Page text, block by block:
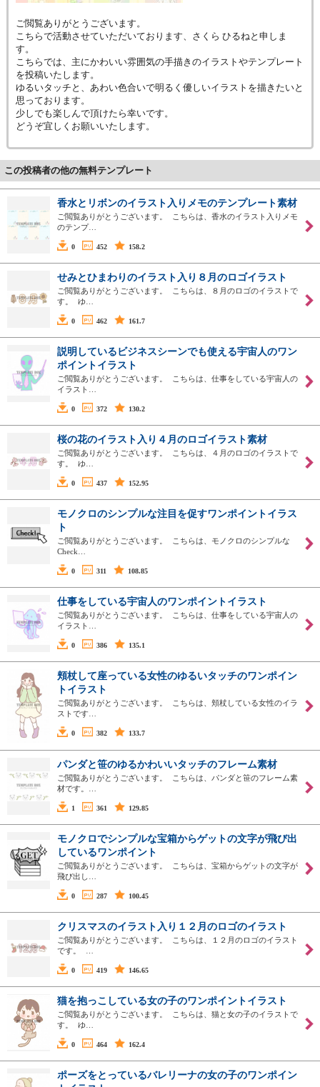
ご閲覧ありがとうございます。
こちらで活動させていただいております、さくら ひるねと申しま
す。
こちらでは、主にかわいい雰囲気の手描きのイラストやテンプレート
を投稿いたします。
ゆるいタッチと、あわい色合いで明るく優しいイラストを描きたいと
思っております。
少しでも楽しんで頂けたら幸いです。
どうぞ宜しくお願いいたします。
この投稿者の他の無料テンプレート
香水とリボンのイラスト入りメモのテンプレート素材
ご閲覧ありがとうございます。 こちらは、香水のイラスト入りメモ
のテンプ…
0 452 158.2
せみとひまわりのイラスト入り８月のロゴイラスト
ご閲覧ありがとうございます。 こちらは、８月のロゴのイラストで
す。 ゆ…
0 462 161.7
説明しているビジネスシーンでも使える宇宙人のワン
ポイントイラスト
ご閲覧ありがとうございます。 こちらは、仕事をしている宇宙人の
イラスト…
0 372 130.2
桜の花のイラスト入り４月のロゴイラスト素材
ご閲覧ありがとうございます。 こちらは、４月のロゴのイラストで
す。 ゆ…
0 437 152.95
モノクロのシンプルな注目を促すワンポイントイラス
ト
ご閲覧ありがとうございます。 こちらは、モノクロのシンプルな
Check…
0 311 108.85
仕事をしている宇宙人のワンポイントイラスト
ご閲覧ありがとうございます。 こちらは、仕事をしている宇宙人の
イラスト…
0 386 135.1
頬杖して座っている女性のゆるいタッチのワンポイン
トイラスト
ご閲覧ありがとうございます。 こちらは、頬杖している女性のイラ
ストです…
0 382 133.7
パンダと笹のゆるかわいいタッチのフレーム素材
ご閲覧ありがとうございます。 こちらは、パンダと笹のフレーム素
材です。…
1 361 129.85
モノクロでシンプルな宝箱からゲットの文字が飛び出
しているワンポイント
ご閲覧ありがとうございます。 こちらは、宝箱からゲットの文字が
飛び出し…
0 287 100.45
クリスマスのイラスト入り１２月のロゴのイラスト
ご閲覧ありがとうございます。 こちらは、１２月のロゴのイラスト
です。 …
0 419 146.65
猫を抱っこしている女の子のワンポイントイラスト
ご閲覧ありがとうございます。 こちらは、猫と女の子のイラストで
す。 ゆ…
0 464 162.4
ポーズをとっているバレリーナの女の子のワンポイン